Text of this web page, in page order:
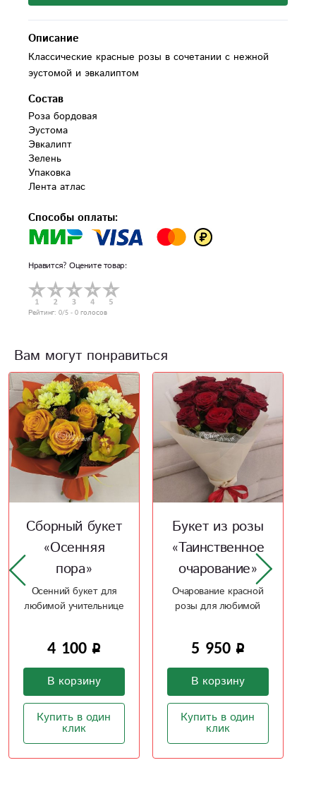
Описание
Классические красные розы в сочетании с нежной
эустомой и эвкалиптом
Состав
Роза бордовая
Эустома
Эвкалипт
Зелень
Упаковка
Лента атлас
Способы оплаты:
Нравится? Оцените товар:
Рейтинг: 0/5 - 0 голосов
Вам могут понравиться
Букет из розы
«Таинственное
очарование»
Очарование красной
розы для любимой
5 950
В корзину
Купить в один
клик
Сборный букет
«Скромная
улыбка»
Восхитительный букет
для скромной улыбки
3 700
В корзину
Купить в один
клик